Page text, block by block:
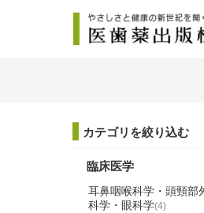
カテゴリを絞り込む
臨床医学
耳鼻咽喉科学・頭頸部
科学・眼科学(4)